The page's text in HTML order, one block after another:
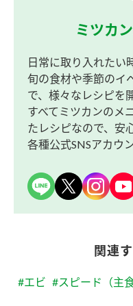
ミツカ
日常に取り入れたい
旬の食材や季節のイ
で、様々なレシピを
すべてミツカンのメ
たレシピなので、安
各種公式SNSアカウ
関連
#エビ #スピード（主